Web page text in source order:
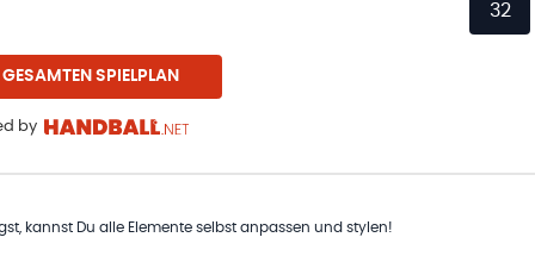
32
SPIELPLAN
by
kannst Du alle Elemente selbst anpassen und stylen!